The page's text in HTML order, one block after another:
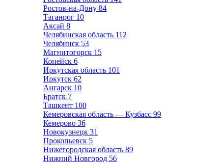
Ростов-на-Дону 84
Таганрог 10
Аксай 8
Челябинская область 112
Челябинск 53
Магнитогорск 15
Копейск 6
Иркутская область 101
Иркутск 62
Ангарск 10
Братск 7
Ташкент 100
Кемеровская область — Кузбасс 99
Кемерово 36
Новокузнецк 31
Прокопьевск 5
Нижегородская область 89
Нижний Новгород 56